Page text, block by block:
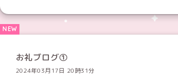
お礼ブログ①
2024年03月17日 20時31分